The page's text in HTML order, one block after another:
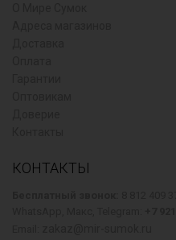
КОНТАКТЫ